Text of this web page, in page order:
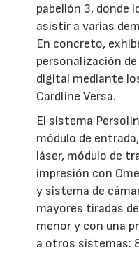
pabellón 3, donde
asistir a varias
En concreto,
personalización
digital mediante
Cardline Versa.
El sistema
módulo de
láser, módulo de
impresión con
y sistema de
mayores tiradas
menor y con una
a otros sistemas: